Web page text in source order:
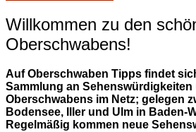
Willkommen zu den
Oberschwabens!
Auf Oberschwaben Tipps findet
Sammlung an Sehenswürdigkeiten
Oberschwabens im Netz; gelegen
Bodensee, Iller und Ulm in Baden-
Regelmäßig kommen neue